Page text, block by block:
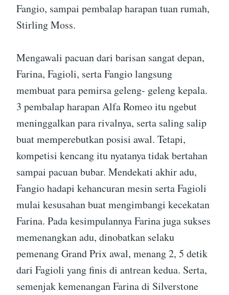
Fangio, sampai pembalap harapan tuan rumah,
Stirling Moss.
Mengawali pacuan dari barisan sangat depan,
Farina, Fagioli, serta Fangio langsung
membuat para pemirsa geleng- geleng kepala.
3 pembalap harapan Alfa Romeo itu ngebut
meninggalkan para rivalnya, serta saling salip
buat memperebutkan posisi awal. Tetapi,
kompetisi kencang itu nyatanya tidak bertahan
sampai pacuan bubar. Mendekati akhir adu,
Fangio hadapi kehancuran mesin serta Fagioli
mulai kesusahan buat mengimbangi kecekatan
Farina. Pada kesimpulannya Farina juga sukses
memenangkan adu, dinobatkan selaku
pemenang Grand Prix awal, menang 2, 5 detik
dari Fagioli yang finis di antrean kedua. Serta,
semenjak kemenangan Farina di Silverstone